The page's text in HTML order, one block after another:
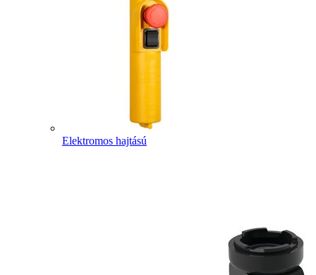
Elektromos hajtású